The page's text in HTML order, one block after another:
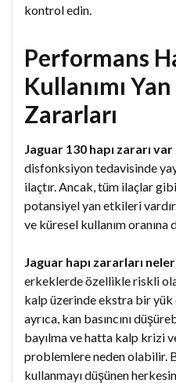
kontrol edin.
Performans
Kullanımı
Zararları
Jaguar 130 hapı zararı var
disfonksiyon tedavisinde
ilaçtır. Ancak, tüm ilaçlar
potansiyel yan etkileri
ve küresel kullanım oranına
Jaguar hapı zararları
erkeklerde özellikle riskli
kalp üzerinde ekstra bir yük
ayrıca, kan basıncını
bayılma ve hatta kalp krizi
problemlere neden olabilir.
kullanmayı düşünen